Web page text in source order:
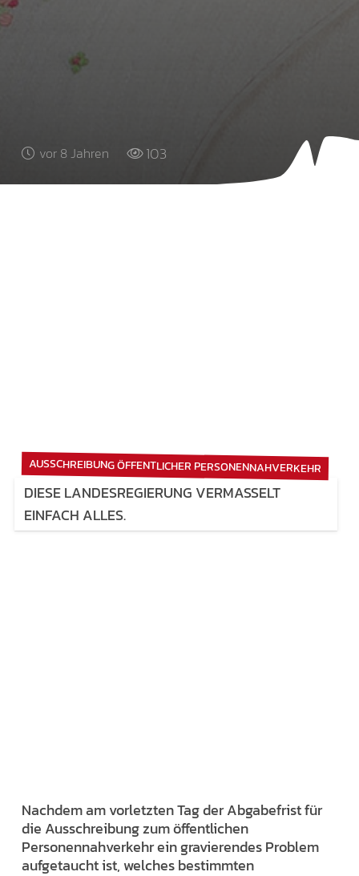
vor 8 Jahren 103
AUSSCHREIBUNG ÖFFENTLICHER PERSONENNAHVERKEHR
DIESE LANDESREGIERUNG VERMASSELT
EINFACH ALLES.
Nachdem am vorletzten Tag der Abgabefrist für
die Ausschreibung zum öffentlichen
Personennahverkehr ein gravierendes Problem
aufgetaucht ist, welches bestimmten